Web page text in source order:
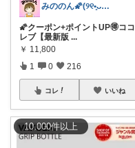
10,000件以上
みののん🌠(୨୧•͈ᴗ•͈)感謝♡
🌠クーポン+ポイントUP🉐ココ
レブ【最新版 ...
￥ 11,800
1 0 216
コレ いいね